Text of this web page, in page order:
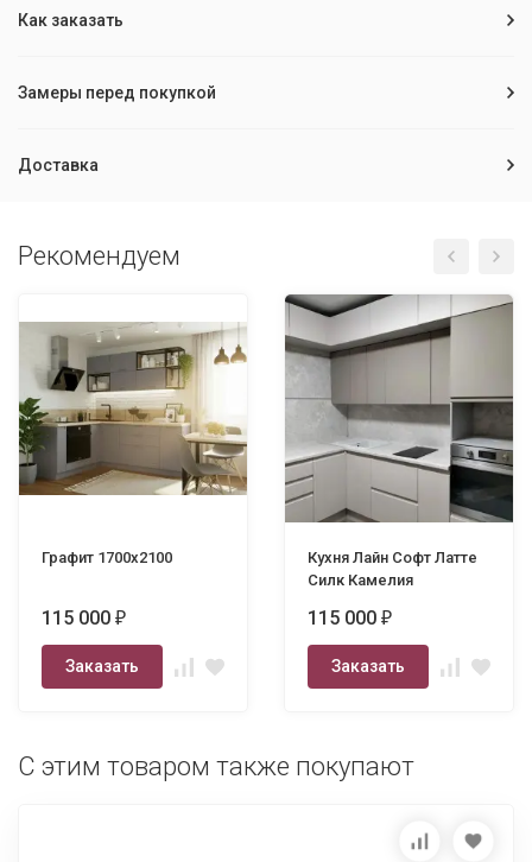
Как заказать
Замеры перед покупкой
Доставка
Рекомендуем
Графит 1700х2100
115 000 ₽
Заказать
Кухня Лайн Софт Латте
Силк Камелия
115 000 ₽
Заказать
С этим товаром также покупают